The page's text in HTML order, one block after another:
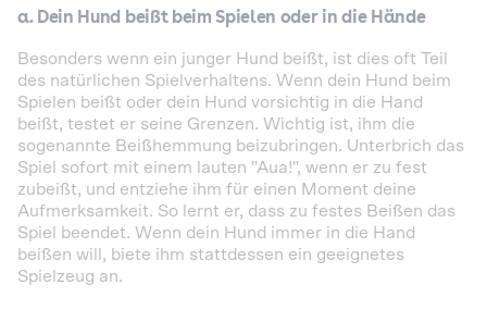
a. Dein Hund beißt beim Spielen oder in die Hände
Besonders wenn ein junger Hund beißt, ist dies oft Teil
des natürlichen Spielverhaltens. Wenn dein Hund beim
Spielen beißt oder dein Hund vorsichtig in die Hand
beißt, testet er seine Grenzen. Wichtig ist, ihm die
sogenannte Beißhemmung beizubringen. Unterbrich das
Spiel sofort mit einem lauten "Aua!", wenn er zu fest
zubeißt, und entziehe ihm für einen Moment deine
Aufmerksamkeit. So lernt er, dass zu festes Beißen das
Spiel beendet. Wenn dein Hund immer in die Hand
beißen will, biete ihm stattdessen ein geeignetes
Spielzeug an.